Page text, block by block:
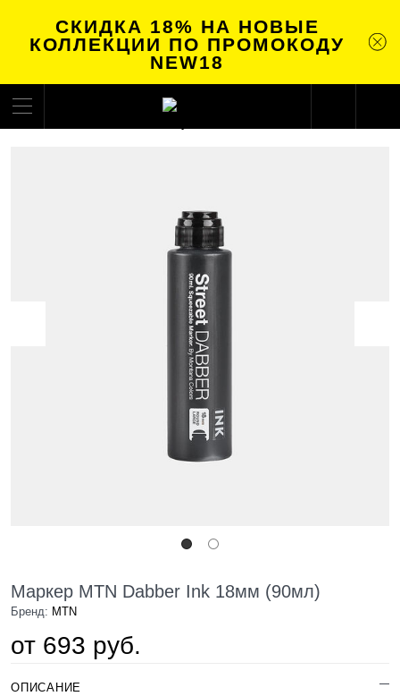
СКИДКА 18% НА НОВЫЕ
КОЛЛЕКЦИИ ПО ПРОМОКОДУ
NEW18
Маркер MTN Dabber Ink 18мм (90мл)
Бренд: MTN
от 693 руб.
ОПИСАНИЕ